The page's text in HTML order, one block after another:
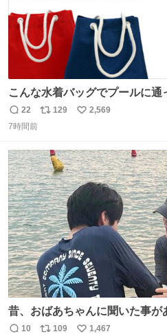
こんな水着バッグでプールに
世代（笑） #70年代 #80年代
返
信
22
リ
ト
数
129
い
数
2,569
7時間前
昔、おばあちゃんに聞いた事があるよ。 「カ
じめると、アイツが海から上が
10 109
1,467